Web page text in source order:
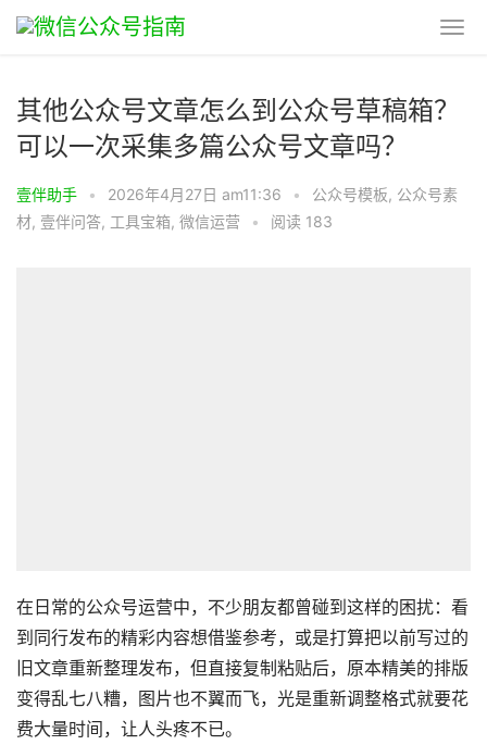
其他公众号文章怎么到公众号草稿箱？
可以一次采集多篇公众号文章吗？
壹伴助手 • 2026年4月27日 am11:36 • 公众号模板, 公众号素
材, 壹伴问答, 工具宝箱, 微信运营 • 阅读 183
在日常的公众号运营中，不少朋友都曾碰到这样的困扰：看
到同行发布的精彩内容想借鉴参考，或是打算把以前写过的
旧文章重新整理发布，但直接复制粘贴后，原本精美的排版
变得乱七八糟，图片也不翼而飞，光是重新调整格式就要花
费大量时间，让人头疼不已。